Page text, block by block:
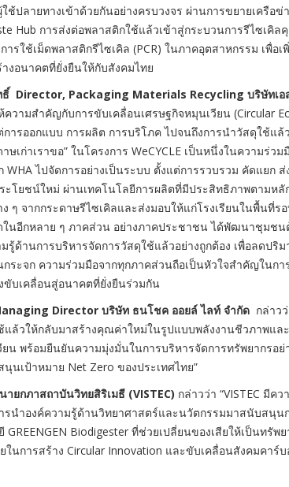
ปลายทางเข้าด้วยกันอย่างครบวงจร ผ่านการขยายเครือ
Hub การส่งต่อพลาสติกใช้แล้วเข้าสู่กระบวนการรีไซเคิ
รใช้เม็ดพลาสติกรีไซเคิล (PCR) ในภาคอุตสาหกรรม เพื่อ
งอนาคตที่ยั่งยืนให้กับสังคมไทย
ธิ์ Director, Packaging Materials Recycling บริษัทเอ
ความสำคัญกับการขับเคลื่อนเศรษฐกิจหมุนเวียน (Circular
ารออกแบบ การผลิต การบริโภค ไปจนถึงการนำวัสดุใช้แ
าษเก่าเราขอ” ในโครงการ WeCYCLE เป็นหนึ่งในความร่
WHA ไปจัดการอย่างเป็นระบบ ตั้งแต่การรวบรวม คัดแยก
ะโยชน์ใหม่ ผ่านเทคโนโลยีการผลิตที่มีประสิทธิภาพตามหลั
ๆ จากกระดาษรีไซเคิลและส่งมอบให้แก่โรงเรียนในพื้นที่ร
ในอีกหลาย ๆ ภาคส่วน อย่างภาคประชาชน ได้พัฒนาชุมช
รู้ด้านการบริหารจัดการวัสดุใช้แล้วอย่างถูกต้อง เพื่อลดปริ
ระจก ความร่วมมือจากทุกภาคส่วนถือเป็นหัวใจสำคัญในก
ขับเคลื่อนสู่อนาคตที่ยั่งยืนร่วมกัน
Director บริษัท ธนโชค ออยล์ ไลท์ จำกัด กล่าว
ล้วให้กลับมาสร้างคุณค่าใหม่ในรูปแบบพลังงานชีวภาพและ
น พร้อมยืนยันความมุ่งมั่นในการบริหารจัดการทรัพยากรอ
นเป้าหมาย Net Zero ของประเทศไทย”
ยกภาสถาบันวิทยสิริเมธี (VISTEC) กล่าวว่า “VISTEC มีค
ารนำองค์ความรู้ด้านวิทยาศาสตร์และนวัตกรรมมาสนับสนุ
GREENGEN Biodigester ที่ช่วยเปลี่ยนของเสียให้เป็นทรั
นการสร้าง Circular Innovation และขับเคลื่อนสังคมคา